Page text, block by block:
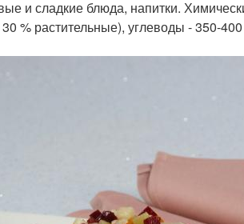
и сладкие блюда, напитки.
% растительные), углеводы - 350-